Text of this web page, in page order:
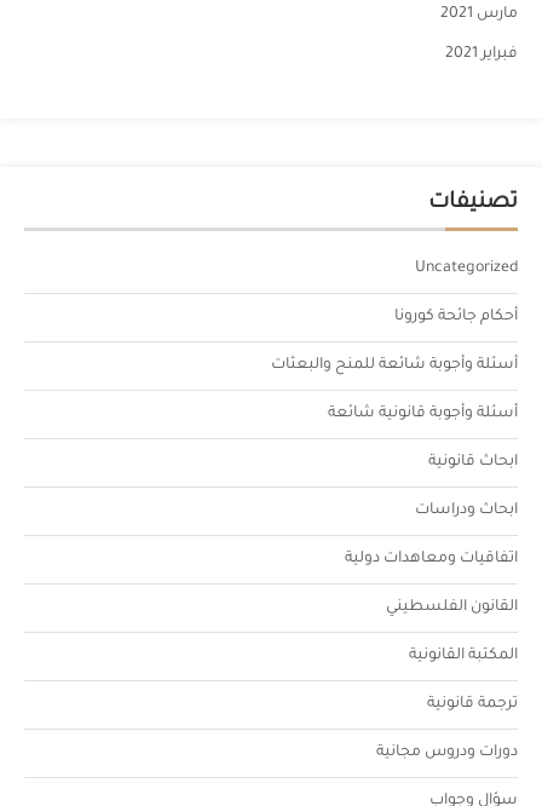
مارس 2021
فبراير 2021
تصنيفات
Uncategorized
أحكام جائحة كورونا
أسئلة وأجوبة شائعة للمنح والبعثات
أسئلة وأجوبة قانونية شائعة
ابحاث قانونية
ابحاث ودراسات
اتفاقيات ومعاهدات دولية
القانون الفلسطيني
المكتبة القانونية
ترجمة قانونية
دورات ودروس مجانية
سؤال وجواب